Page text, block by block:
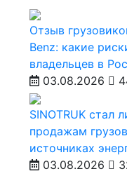
Отзыв
Benz: какие
владельцев в
03.08.2026
SINOTRUK стал
продажам
источниках
03.08.2026